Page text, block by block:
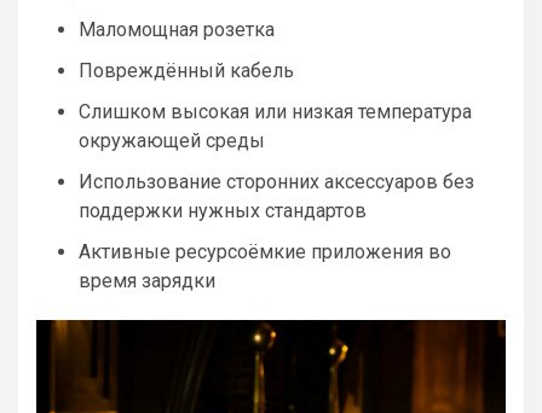
Маломощная розетка
Повреждённый кабель
Слишком высокая или низкая температура
окружающей среды
Использование сторонних аксессуаров без
поддержки нужных стандартов
Активные ресурсоёмкие приложения во
время зарядки